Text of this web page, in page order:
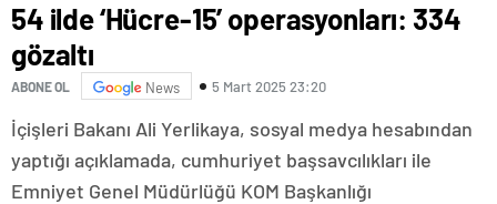
54 ilde ‘Hücre-15’ operasyonları: 334
gözaltı
ABONE OL News 5 Mart 2025 23:20
İçişleri Bakanı Ali Yerlikaya, sosyal medya hesabından
yaptığı açıklamada, cumhuriyet başsavcılıkları ile
Emniyet Genel Müdürlüğü KOM Başkanlığı